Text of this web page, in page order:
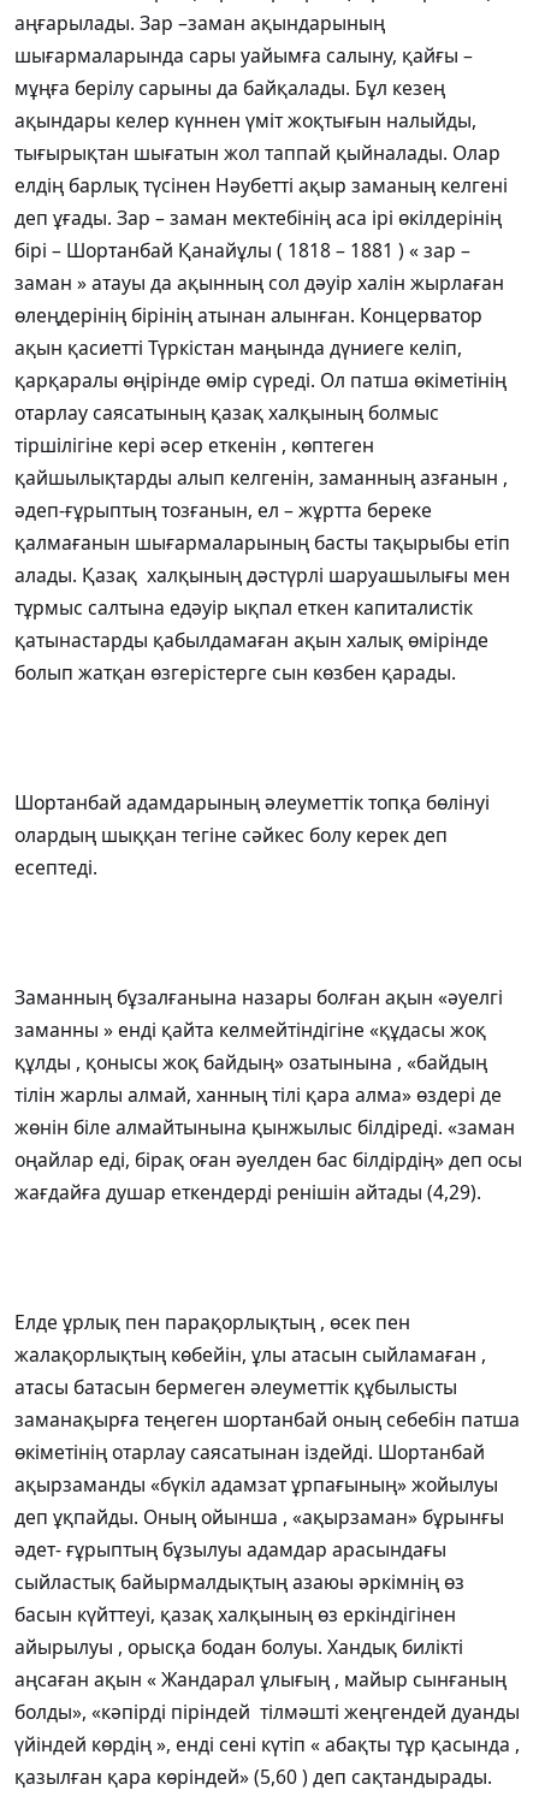
аңғарылады. Зар –заман ақындарының
шығармаларында сары уайымға салыну, қайғы –
мұңға берілу сарыны да байқалады. Бұл кезең
ақындары келер күннен үміт жоқтығын налыйды,
тығырықтан шығатын жол таппай қыйналады. Олар
елдің барлық түсінен Нәубетті ақыр заманың келгені
деп ұғады. Зар – заман мектебінің аса ірі өкілдерінің
бірі – Шортанбай Қанайұлы ( 1818 – 1881 ) « зар –
заман » атауы да ақынның сол дәуір халін жырлаған
өлеңдерінің бірінің атынан алынған. Концерватор
ақын қасиетті Түркістан маңында дүниеге келіп,
қарқаралы өңірінде өмір сүреді. Ол патша өкіметінің
отарлау саясатының қазақ халқының болмыс
тіршілігіне кері әсер еткенін , көптеген
қайшылықтарды алып келгенін, заманның азғанын ,
әдеп-ғұрыптың тозғанын, ел – жұртта береке
қалмағанын шығармаларының басты тақырыбы етіп
алады. Қазақ халқының дәстүрлі шаруашылығы мен
тұрмыс салтына едәуір ықпал еткен капиталистік
қатынастарды қабылдамаған ақын халық өмірінде
болып жатқан өзгерістерге сын көзбен қарады.
Шортанбай адамдарының әлеуметтік топқа бөлінуі
олардың шыққан тегіне сәйкес болу керек деп
есептеді.
Заманның бұзалғанына назары болған ақын «әуелгі
заманны » енді қайта келмейтіндігіне «құдасы жоқ
құлды , қонысы жоқ байдың» озатынына , «байдың
тілін жарлы алмай, ханның тілі қара алма» өздері де
жөнін біле алмайтынына қынжылыс білдіреді. «заман
оңайлар еді, бірақ оған әуелден бас білдірдің» деп осы
жағдайға душар еткендерді ренішін айтады (4,29).
Елде ұрлық пен парақорлықтың , өсек пен
жалақорлықтың көбейін, ұлы атасын сыйламаған ,
атасы батасын бермеген әлеуметтік құбылысты
заманақырға теңеген шортанбай оның себебін патша
өкіметінің отарлау саясатынан іздейді. Шортанбай
ақырзаманды «бүкіл адамзат ұрпағының» жойылуы
деп ұқпайды. Оның ойынша , «ақырзаман» бұрынғы
әдет- ғұрыптың бұзылуы адамдар арасындағы
сыйластық байырмалдықтың азаюы әркімнің өз
басын күйттеуі, қазақ халқының өз еркіндігінен
айырылуы , орысқа бодан болуы. Хандық билікті
аңсаған ақын « Жандарал ұлығың , майыр сынғаның
болды», «кәпірді піріндей тілмәшті жеңгендей дуанды
үйіндей көрдің », енді сені күтіп « абақты тұр қасында ,
қазылған қара көріндей» (5,60 ) деп сақтандырады.